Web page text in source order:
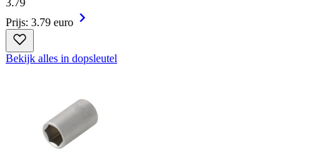
Prijs: 3.79 euro
Bekijk alles in dopsleutel